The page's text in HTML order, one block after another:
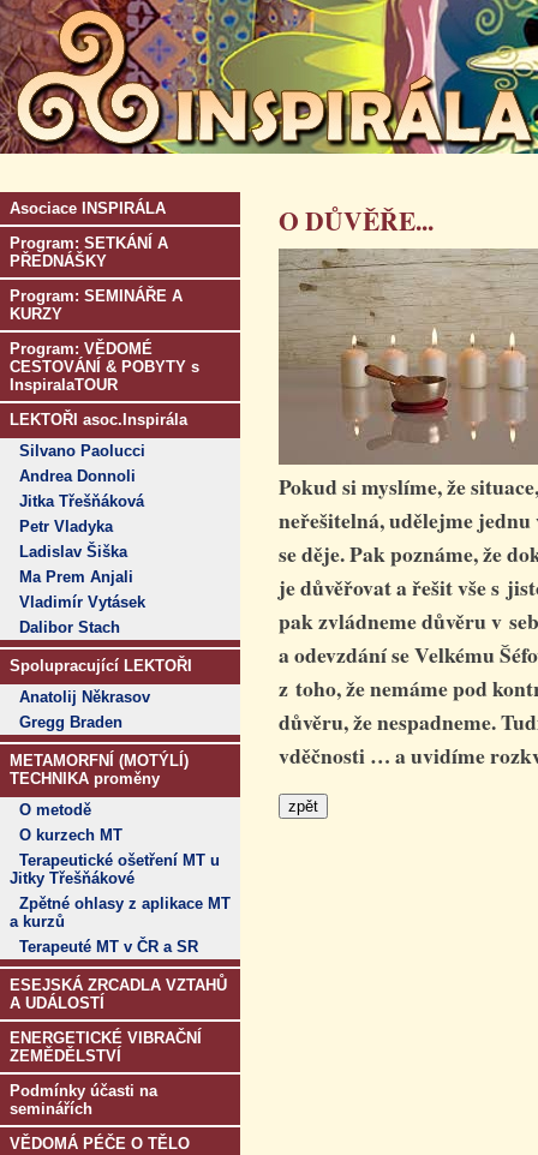
Asociace INSPIRÁLA
Program: SETKÁNÍ A
PŘEDNÁŠKY
Program: SEMINÁŘE A
KURZY
Program: VĚDOMÉ
CESTOVÁNÍ & POBYTY s
InspiralaTOUR
LEKTOŘI asoc.Inspirála
Silvano Paolucci
Andrea Donnoli
Jitka Třešňáková
Petr Vladyka
Ladislav Šiška
Ma Prem Anjali
Vladimír Vytásek
Dalibor Stach
Spolupracující LEKTOŘI
Anatolij Někrasov
Gregg Braden
METAMORFNÍ (MOTÝLÍ)
TECHNIKA proměny
O metodě
O kurzech MT
Terapeutické ošetření MT u
Jitky Třešňákové
Zpětné ohlasy z aplikace MT
a kurzů
Terapeuté MT v ČR a SR
ESEJSKÁ ZRCADLA VZTAHŮ
A UDÁLOSTÍ
ENERGETICKÉ VIBRAČNÍ
ZEMĚDĚLSTVÍ
Podmínky účasti na
seminářích
VĚDOMÁ PÉČE O TĚLO
O DŮVĚŘE...
Pokud si myslíme, že
neřešitelná, udělejme jednu
se děje. Pak poznáme, že
je důvěřovat a řešit vše s
pak zvládneme důvěru v
a odevzdání se Velkému
z toho, že nemáme pod
důvěru, že nespadneme.
vděčnosti … a uvidíme